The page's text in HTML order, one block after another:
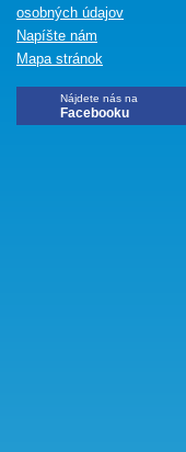
osobných údajov
Napíšte nám
Mapa stránok
Nájdete nás na
Facebooku